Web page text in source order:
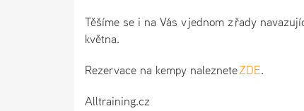
Těšíme se i na Vás v jednom z řady
května.
Rezervace na kempy nalezneteZDE.
Alltraining.cz